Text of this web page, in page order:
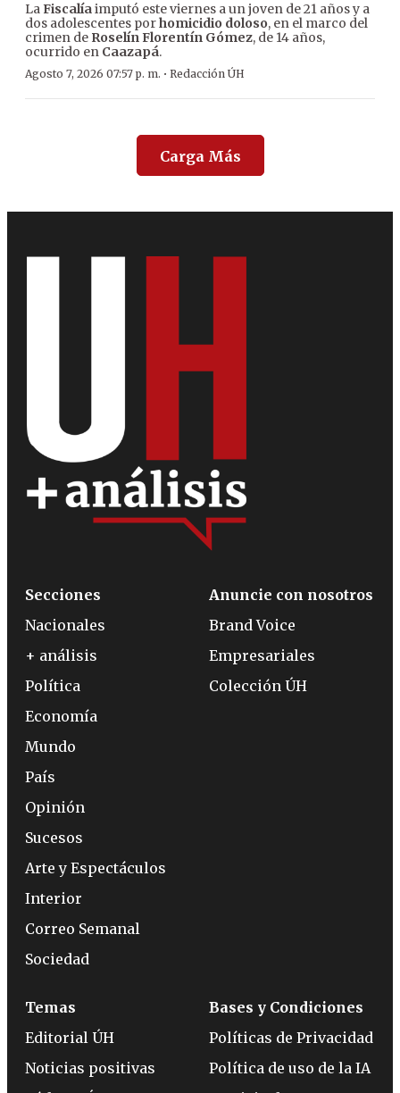
LaFiscalíaimputó este viernes a un joven de 21 años y a
dos adolescentes porhomicidio doloso, en el marco del
crimen de Roselín Florentín Gómez, de 14 años,
ocurrido en Caazapá.
Agosto 7, 2026 07:57 p. m. · Redacción ÚH
Carga Más
Secciones
Nacionales
+ análisis
Política
Economía
Mundo
País
Opinión
Sucesos
Arte y Espectáculos
Interior
Correo Semanal
Sociedad
Anuncie con nosotros
Brand Voice
Empresariales
Colección ÚH
Temas
Editorial ÚH
Noticias positivas
Bases y Condiciones
Políticas de Privacidad
Política de uso de la IA